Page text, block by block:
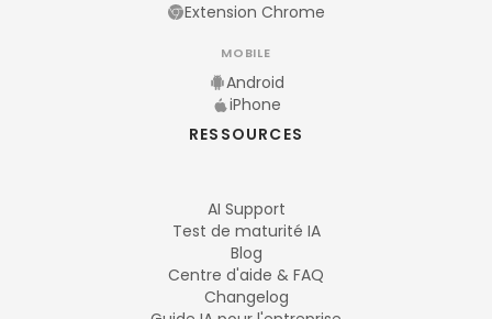
Extension Chrome
MOBILE
Android
iPhone
RESSOURCES
AI Support
Test de maturité IA
Blog
Centre d'aide & FAQ
Changelog